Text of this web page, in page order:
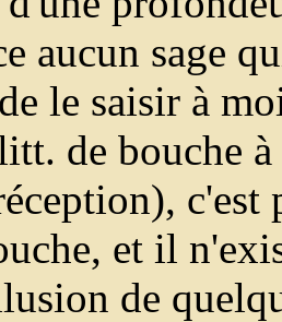
aucun sage
le saisir à
de bouche
et il
de